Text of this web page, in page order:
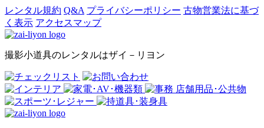
レンタル規約 Q&A プライバシーポリシー 古物営業法に基づ
く表示 アクセスマップ
撮影小道具のレンタルはザイ－リヨン